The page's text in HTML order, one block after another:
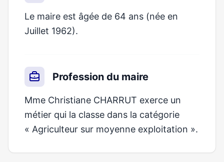
Le maire est âgée de 64 ans (née en
Juillet 1962).
Profession du maire
Mme Christiane CHARRUT exerce un
métier qui la classe dans la catégorie
« Agriculteur sur moyenne exploitation ».